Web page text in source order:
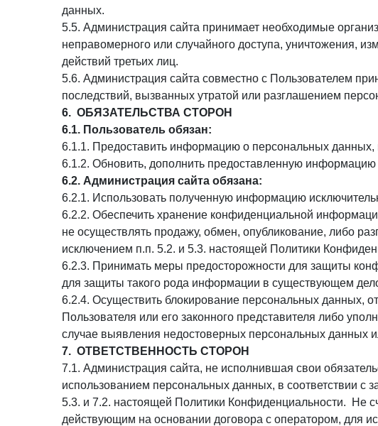
данных.
5.5. Администрация сайта принимает необходимые
неправомерного или случайного доступа, уничтожения,
действий третьих лиц.
5.6. Администрация сайта совместно с Пользователем
последствий, вызванных утратой или разглашением
6. ОБЯЗАТЕЛЬСТВА СТОРОН
6.1. Пользователь обязан:
6.1.1. Предоставить информацию о персональных
6.1.2. Обновить, дополнить предоставленную
6.2. Администрация сайта обязана:
6.2.1. Использовать полученную информацию
6.2.2. Обеспечить хранение конфиденциальной
не осуществлять продажу, обмен, опубликование, либо
исключением п.п. 5.2. и 5.3. настоящей Политики
6.2.3. Принимать меры предосторожности для защиты
для защиты такого рода информации в существующем
6.2.4. Осуществить блокирование персональных данных,
Пользователя или его законного представителя либо
случае выявления недостоверных персональных данных
7. ОТВЕТСТВЕННОСТЬ СТОРОН
7.1. Администрация сайта, не исполнившая свои
использованием персональных данных, в соответствии с
5.3. и 7.2. настоящей Политики Конфиденциальности. Не
действующим на основании договора с оператором, для